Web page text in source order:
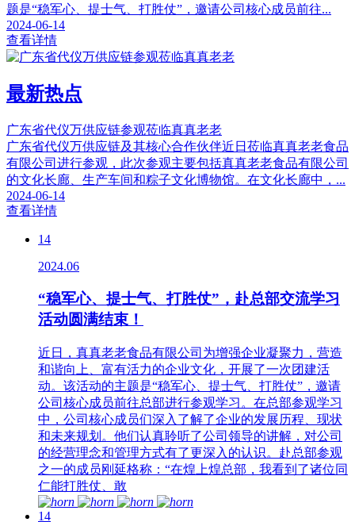
题是“稳军心、提士气、打胜仗”，邀请公司核心成员前往...
2024-06-14
查看详情
最新热点
广东省代仪万供应链参观莅临真真老老
广东省代仪万供应链及其核心合作伙伴近日莅临真真老老食品
有限公司进行参观，此次参观主要包括真真老老食品有限公司
的文化长廊、生产车间和粽子文化博物馆。在文化长廊中，...
2024-06-14
查看详情
14
2024.06
“稳军心、提士气、打胜仗”，赴总部交流学习
活动圆满结束！
近日，真真老老食品有限公司为增强企业凝聚力，营造
和谐向上、富有活力的企业文化，开展了一次团建活
动。该活动的主题是“稳军心、提士气、打胜仗”，邀请
公司核心成员前往总部进行参观学习。在总部参观学习
中，公司核心成员们深入了解了企业的发展历程、现状
和未来规划。他们认真聆听了公司领导的讲解，对公司
的经营理念和管理方式有了更深入的认识。赴总部参观
之一的成员刚延格称：“在煌上煌总部，我看到了诸位同
仁能打胜仗、敢
14